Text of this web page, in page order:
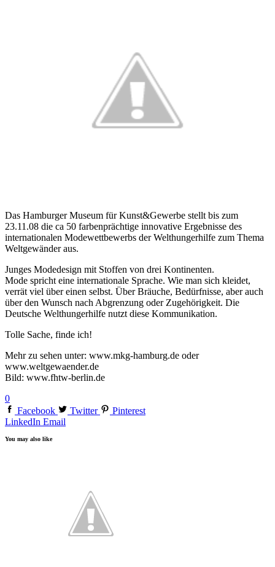
Das Hamburger Museum für Kunst&Gewerbe stellt bis zum
23.11.08 die ca 50 farbenprächtige innovative Ergebnisse des
internationalen Modewettbewerbs der Welthungerhilfe zum Thema
Weltgewänder aus.
Junges Modedesign mit Stoffen von drei Kontinenten.
Mode spricht eine internationale Sprache. Wie man sich kleidet,
verrät viel über einen selbst. Über Bräuche, Bedürfnisse, aber auch
über den Wunsch nach Abgrenzung oder Zugehörigkeit. Die
Deutsche Welthungerhilfe nutzt diese Kommunikation.
Tolle Sache, finde ich!
Mehr zu sehen unter: www.mkg-hamburg.de oder
www.weltgewaender.de
Bild: www.fhtw-berlin.de
0
Facebook
Twitter
Pinterest
LinkedIn Email
You may also like